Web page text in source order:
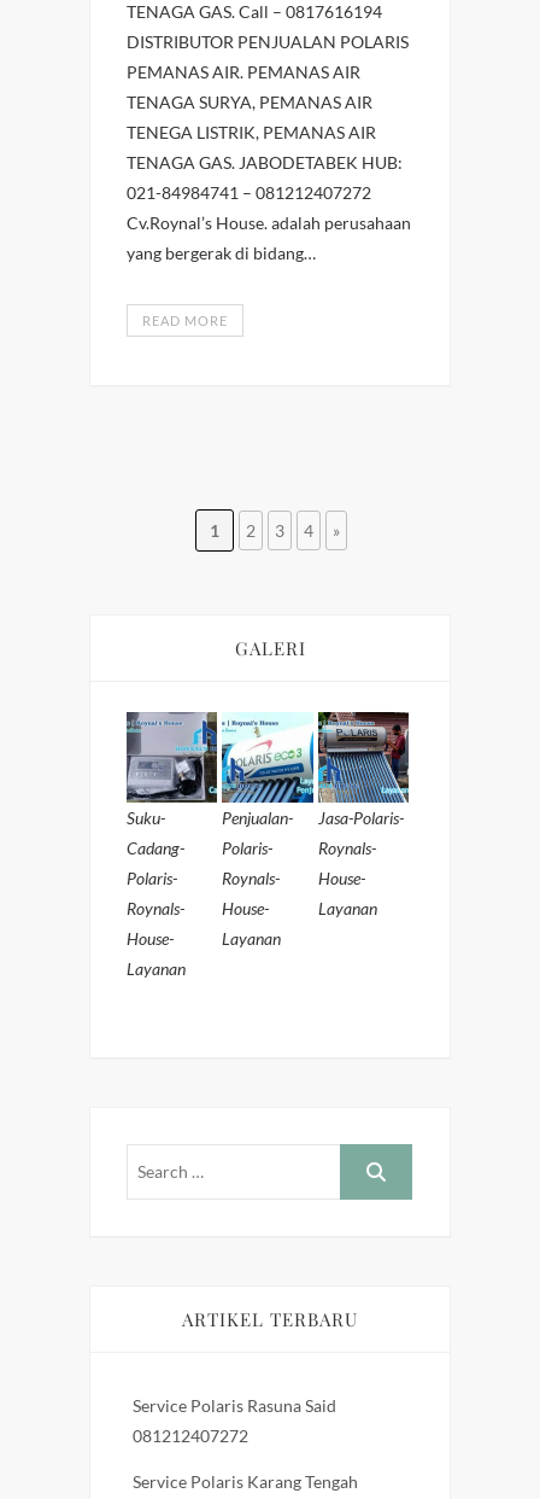
TENAGA GAS. Call – 0817616194
DISTRIBUTOR PENJUALAN POLARIS
PEMANAS AIR. PEMANAS AIR
TENAGA SURYA, PEMANAS AIR
TENEGA LISTRIK, PEMANAS AIR
TENAGA GAS. JABODETABEK HUB:
021-84984741 – 081212407272
Cv.Roynal’s House. adalah perusahaan
yang bergerak di bidang…
READ MORE
1 2 3 4 »
GALERI
Suku-
Cadang-
Polaris-
Roynals-
House-
Layanan
Penjualan-
Polaris-
Roynals-
House-
Layanan
Jasa-Polaris-
Roynals-
House-
Layanan
ARTIKEL TERBARU
Service Polaris Rasuna Said
081212407272
Service Polaris Karang Tengah